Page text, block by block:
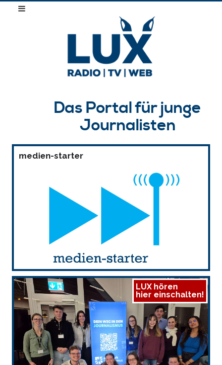
Das Portal für junge
Journalisten
medien-starter
LUX hören
hier einschalten!